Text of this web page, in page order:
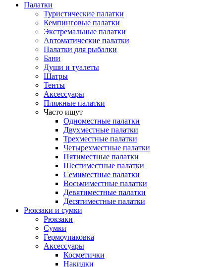
Палатки
Туристические палатки
Кемпинговые палатки
Экстремальные палатки
Автоматические палатки
Палатки для рыбалки
Бани
Души и туалеты
Шатры
Тенты
Аксессуары
Пляжные палатки
Часто ищут
Одноместные палатки
Двухместные палатки
Трехместные палатки
Четырехместные палатки
Пятиместные палатки
Шестиместные палатки
Семиместные палатки
Восьмиместные палатки
Девятиместные палатки
Десятиместные палатки
Рюкзаки и сумки
Рюкзаки
Сумки
Гермоупаковка
Аксессуары
Косметички
Накидки